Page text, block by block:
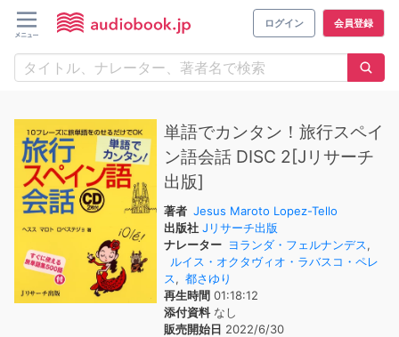
ログイン 会員登録
単語でカンタン！旅行スペイ
ン語会話 DISC 2[Jリサーチ
出版]
著者 Jesus Maroto Lopez-Tello
出版社 Jリサーチ出版
ナレーター ヨランダ・フェルナンデス,
ルイス・オクタヴィオ・ラバスコ・ペレ
ス, 都さゆり
再生時間 01:18:12
添付資料なし
販売開始日 2022/6/30